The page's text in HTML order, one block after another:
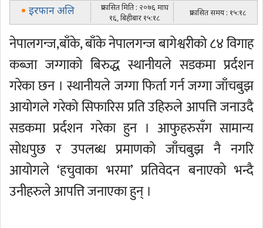
इरफान अलि
प्रकासित मिति : २०७६ माघ
१६, बिहीबार १५:१८
प्रकासित समय : १५:१८
नेपालगन्ज,बाँके, बाँके नेपालगन्ज बागेश्वरीको ८४ विगाह
कब्जा जग्गाको बिरुद्ध स्थानीयले सडकमा प्रर्दशन
गरेका छन । स्थानीयले जग्गा फिर्ता गर्न जग्गा जाँचबुझ
आयोगले गरेको सिफारिस प्रति उहिरुले आपत्ति जनाउदै
सडकमा प्रर्दशन गरेका हुन । आफुहरुसँग सामान्य
सोधपुछ र उपलब्ध प्रमाणको जाँचबुझ नै नगरि
आयोगले ‘हचुवाका भरमा’ प्रतिवेदन बनाएको भन्दै
उनीहरुले आपत्ति जनाएका हुन् ।